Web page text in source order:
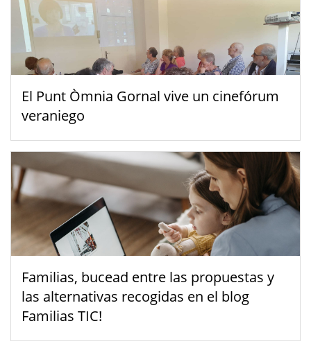
El Punt Òmnia Gornal vive un cinefórum
veraniego
Familias, bucead entre las propuestas y
las alternativas recogidas en el blog
Familias TIC!